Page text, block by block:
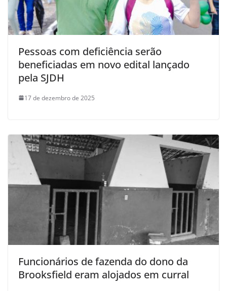
Pessoas com deficiência serão
beneficiadas em novo edital lançado
pela SJDH
17 de dezembro de 2025
Funcionários de fazenda do dono da
Brooksfield eram alojados em curral